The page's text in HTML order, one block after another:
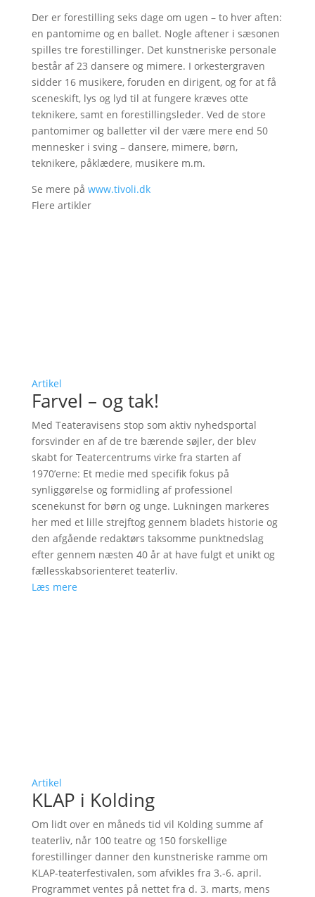
Der er forestilling seks dage om ugen – to hver aften:
en pantomime og en ballet. Nogle aftener i sæsonen
spilles tre forestillinger. Det kunstneriske personale
består af 23 dansere og mimere. I orkestergraven
sidder 16 musikere, foruden en dirigent, og for at få
sceneskift, lys og lyd til at fungere kræves otte
teknikere, samt en forestillingsleder. Ved de store
pantomimer og balletter vil der være mere end 50
mennesker i sving – dansere, mimere, børn,
teknikere, påklædere, musikere m.m.
Se mere på www.tivoli.dk
Flere artikler
Artikel
Farvel – og tak!
Med Teateravisens stop som aktiv nyhedsportal
forsvinder en af de tre bærende søjler, der blev
skabt for Teatercentrums virke fra starten af
1970’erne: Et medie med specifik fokus på
synliggørelse og formidling af professionel
scenekunst for børn og unge. Lukningen markeres
her med et lille strejftog gennem bladets historie og
den afgående redaktørs taksomme punktnedslag
efter gennem næsten 40 år at have fulgt et unikt og
fællesskabsorienteret teaterliv.
Læs mere
Artikel
KLAP i Kolding
Om lidt over en måneds tid vil Kolding summe af
teaterliv, når 100 teatre og 150 forskellige
forestillinger danner den kunstneriske ramme om
KLAP-teaterfestivalen, som afvikles fra 3.-6. april.
Programmet ventes på nettet fra d. 3. marts, mens